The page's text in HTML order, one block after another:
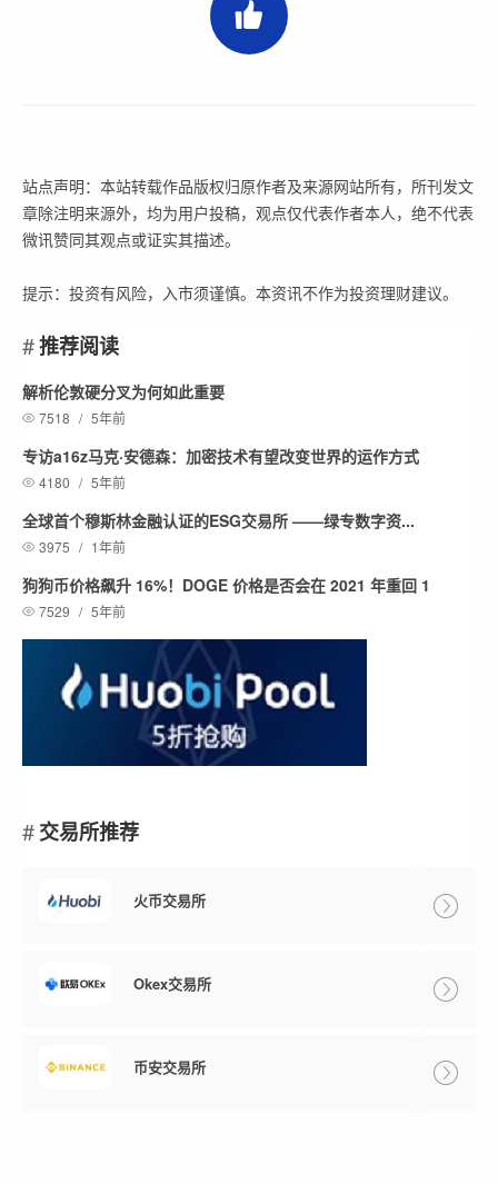
站点声明：本站转载作品版权归原作者及来源网站所有，所刊发文
章除注明来源外，均为用户投稿，观点仅代表作者本人，绝不代表
微讯赞同其观点或证实其描述。
提示：投资有风险，入市须谨慎。本资讯不作为投资理财建议。
推荐阅读
解析伦敦硬分叉为何如此重要
7518 / 5年前
专访a16z马克·安德森：加密技术有望改变世界的运作方式
4180 / 5年前
全球首个穆斯林金融认证的ESG交易所 ——绿专数字资...
3975 / 1年前
狗狗币价格飙升 16%！DOGE 价格是否会在 2021 年重回 1
7529 / 5年前
交易所推荐
火币交易所
Okex交易所
币安交易所